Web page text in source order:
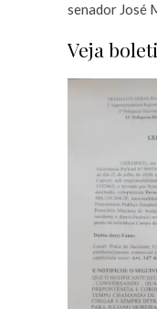
senador José
Veja